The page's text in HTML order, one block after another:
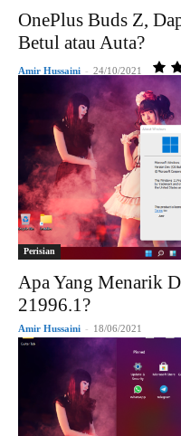
OnePlus Buds Z,
Betul atau Auta?
Amir Hussaini - 24/10/2021
Perisian
Apa Yang Menarik
21996.1?
Amir Hussaini - 18/06/2021